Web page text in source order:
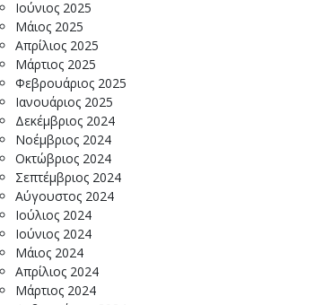
Ιούνιος 2025
Μάιος 2025
Απρίλιος 2025
Μάρτιος 2025
Φεβρουάριος 2025
Ιανουάριος 2025
Δεκέμβριος 2024
Νοέμβριος 2024
Οκτώβριος 2024
Σεπτέμβριος 2024
Αύγουστος 2024
Ιούλιος 2024
Ιούνιος 2024
Μάιος 2024
Απρίλιος 2024
Μάρτιος 2024